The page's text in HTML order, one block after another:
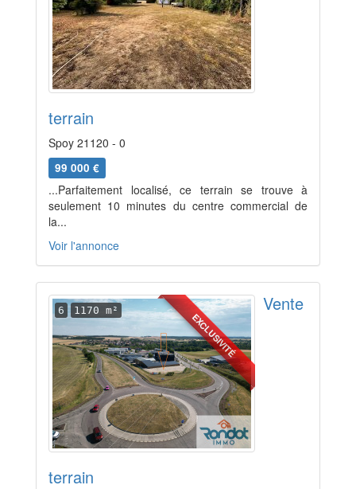
terrain
Spoy 21120 - 0
99 000 €
...Parfaitement localisé, ce terrain se trouve à
seulement 10 minutes du centre commercial de
la...
Voir l'annonce
EXCLUSIVITÉ
6 1170 m² Vente
terrain